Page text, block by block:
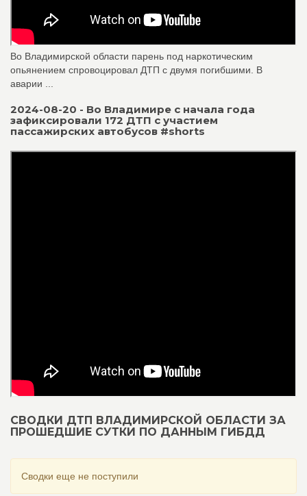
Во Владимирской области парень под наркотическим
опьянением спровоцировал ДТП с двумя погибшими. В
аварии ...
2024-08-20 - Во Владимире с начала года
зафиксировали 172 ДТП с участием
пассажирских автобусов #shorts
СВОДКИ ДТП ВЛАДИМИРСКОЙ ОБЛАСТИ ЗА
ПРОШЕДШИЕ СУТКИ ПО ДАННЫМ ГИБДД
Сводки еще не поступили